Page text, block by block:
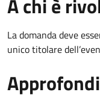
La domanda deve
unico titolare